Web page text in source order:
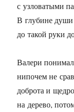
с узловатыми
В глубине души
до такой руки
Валери
нипочем не
доброта и
на дерево,